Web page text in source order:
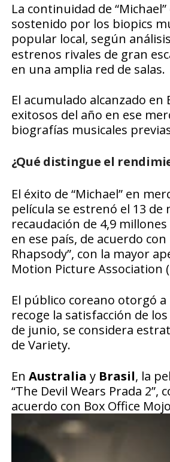
La continuidad de
sostenido por los biopics
popular local, según
estrenos rivales de gran
en una amplia red de salas.
El acumulado alcanzado
exitosos del año en ese
biografías musicales
¿Qué distingue el
El éxito de “Michael” en
película se estrenó el 13 de
recaudación de 4,9
en ese país, de acuerdo
Rhapsody”, con la mayor
Motion Picture Association
El público coreano otorgó
recoge la satisfacción de
de junio, se considera
de Variety.
En Australia y Brasil, la
“The Devil Wears Prada
acuerdo con Box Office